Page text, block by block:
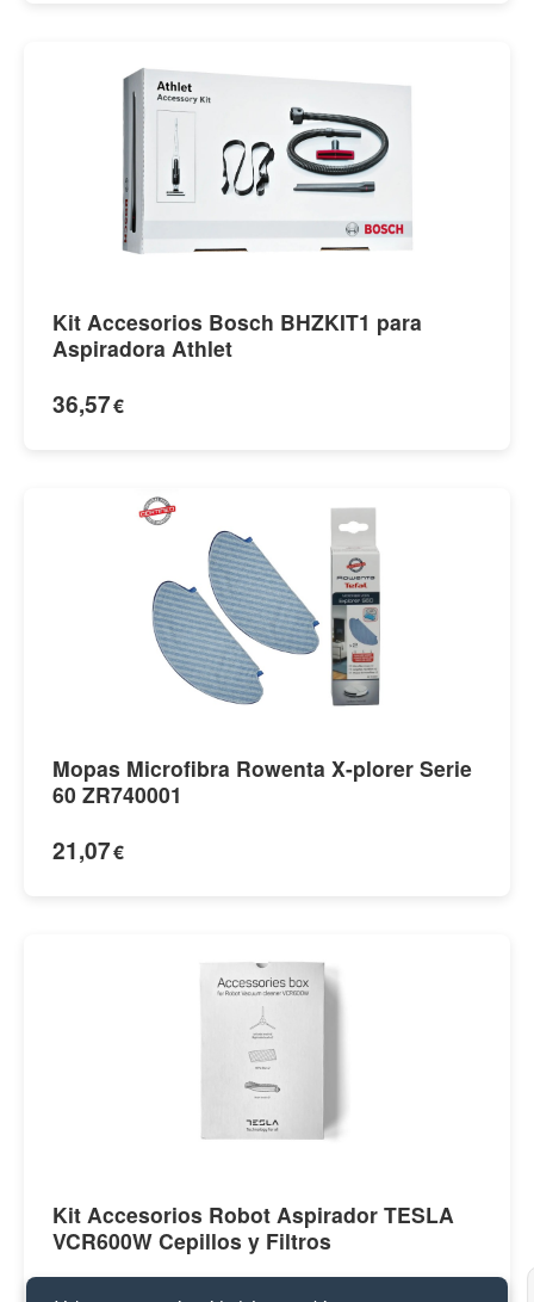
Kit Accesorios Bosch BHZKIT1 para
Aspiradora Athlet
36,57€
Mopas Microfibra Rowenta X-plorer Serie
60 ZR740001
21,07€
Kit Accesorios Robot Aspirador TESLA
VCR600W Cepillos y Filtros